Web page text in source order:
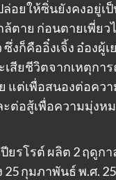
อยให้ซิ่นยังคงอยู่
าย ก่อนตายเพี่ยว
ก็คืออิ๋งเจิ้ง อ๋องผู้
สียชีวิตจากเหตุก
แต่เพื่อสนองต่อคว
ต่อสู้เพื่อความมุ่งห
รโรต์ ผลิต 2 ฤดูก
กุมภาพันธ์ พ.ศ.